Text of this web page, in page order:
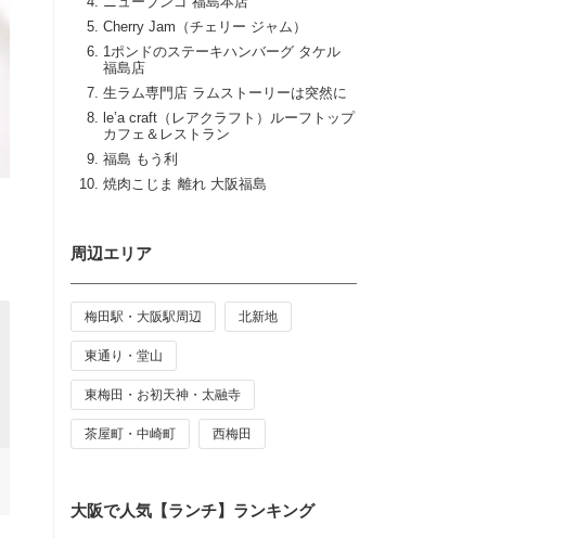
Cherry Jam（チェリー ジャム）
1ポンドのステーキハンバーグ タケル
福島店
生ラム専門店 ラムストーリーは突然に
le’a craft（レアクラフト）ルーフトップ
カフェ＆レストラン
福島 もう利
焼肉こじま 離れ 大阪福島
周辺エリア
梅田駅・大阪駅周辺 北新地
東通り・堂山
東梅田・お初天神・太融寺
茶屋町・中崎町 西梅田
大阪で人気【ランチ】ランキング